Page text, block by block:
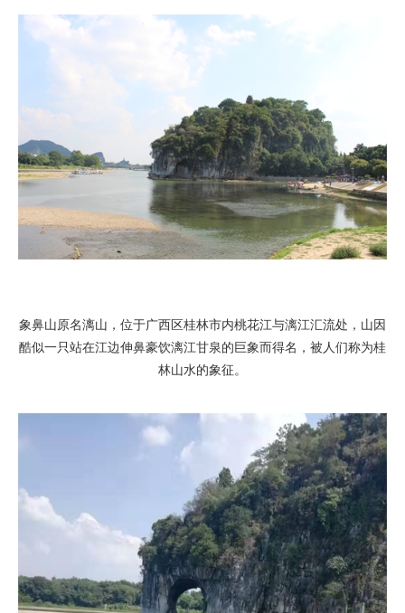
象鼻山原名漓山，位于广西区桂林市内桃花江与漓江汇流处，山因
酷似一只站在江边伸鼻豪饮漓江甘泉的巨象而得名，被人们称为桂
林山水的象征。